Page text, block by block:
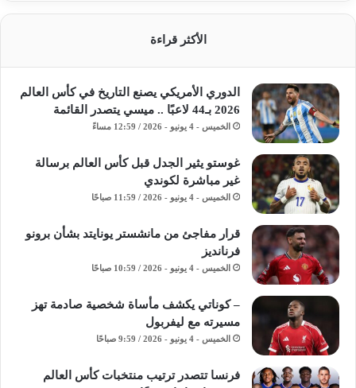
الأكثر قراءة
الدوري الأمريكي يصنع التاريخ في كأس العالم
2026 بـ44 لاعبًا .. ميسي يتصدر القائمة
الخميس - 4 يونيو - 2026 / 12:59 مساءً
غوستو يثير الجدل قبل كأس العالم برسالة
غير مباشرة لكوندي
الخميس - 4 يونيو - 2026 / 11:59 صباحًا
قرار مفاجئ من مانشستر يونايتد بشأن برونو
فرنانديز
الخميس - 4 يونيو - 2026 / 10:59 صباحًا
– كوناتي يكشف مأساة شخصية صادمة تهز
مسيرته مع ليفربول
الخميس - 4 يونيو - 2026 / 9:59 صباحًا
فرنسا تتصدر ترتيب منتخبات كأس العالم